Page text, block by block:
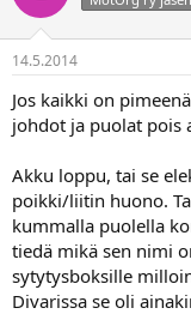
14.5.2014
Jos kaikki on
johdot ja puolat pois
Akku loppu, tai se
poikki/liitin huono.
kummalla puolella
tiedä mikä sen nimi
sytytysboksille
Divarissa se oli